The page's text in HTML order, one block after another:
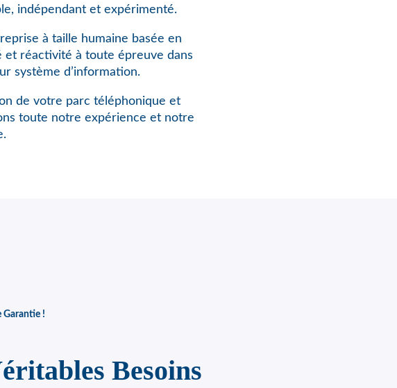
indépendant et expérimenté.
à taille humaine basée en
et réactivité à toute épreuve dans
système d’information.
de votre parc téléphonique et
toute notre expérience et notre
Garantie !
Besoins